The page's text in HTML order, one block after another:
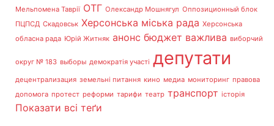
Мельпомена Таврії ОТГ Олександр Мошнягул Оппозиционный блок
ПЦПСД Скадовськ Херсонська міська рада Херсонська
обласна рада Юрій Житняк анонс бюджет важлива виборчий
округ № 183 выборы демократія участі депутати
децентрализация земельні питання кино медиа мониторинг правова
допомога протест реформи тарифи театр транспорт історія
Показати всі теґи